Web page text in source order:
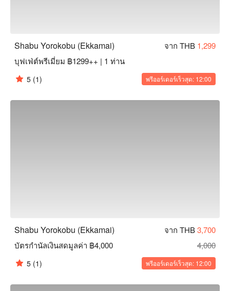
Shabu Yorokobu (Ekkamai) จาก THB 1,299
บุฟเฟ่ต์พรีเมี่ยม ฿1299++ | 1 ท่าน
5 (1) พรีออร์เดอร์เร็วสุด: 12:00
Shabu Yorokobu (Ekkamai) จาก THB3,700
บัตรกำนัลเงินสดมูลค่า ฿4,000
4,000
5 (1) พรีออร์เดอร์เร็วสุด: 12:00